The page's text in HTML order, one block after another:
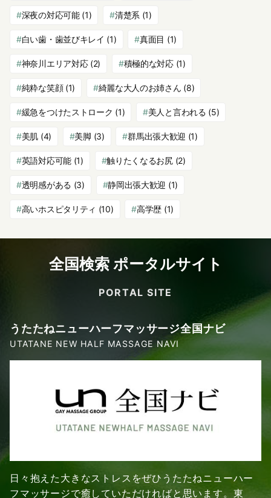
深夜の対応可能(1) 清楚系 (1)
白い歯・歯並びキレイ (1) 真面目 (1)
神奈川エリア対応(2) 積極的な対応(1)
純粋な笑顔(1) 綺麗な大人のお姉さん (8)
緩急をつけたストローク (1) 美人と言われる (5)
美肌 (4) 美脚 (3) 群馬出張大歓迎 (1)
英語対応可能(1) 触りたくなるお尻(2)
透明感がある (3) 静岡出張大歓迎 (1)
高いホスピタリティ (10) 高学歴 (1)
全国検索 ポータルサイト
PORTAL SITE
うたたねニューハーフマッサージ全国ナビ
UTATANE NEW HALF MASSAGE NAVI
日々抱えた大きなストレスをぜひうたたねニューハー
フマッサージで癒していただければと思います。東